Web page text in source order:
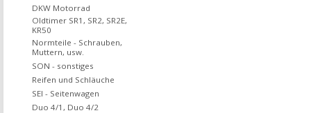
DKW Motorrad
Oldtimer SR1, SR2, SR2E,
KR50
Normteile - Schrauben,
Muttern, usw.
SON - sonstiges
Reifen und Schläuche
SEI - Seitenwagen
Duo 4/1, Duo 4/2